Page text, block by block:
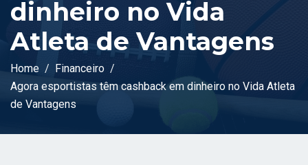
dinheiro no Vida
Atleta de Vantagens
Home
Financeiro
Agora esportistas têm cashback em dinheiro no Vida Atleta
de Vantagens